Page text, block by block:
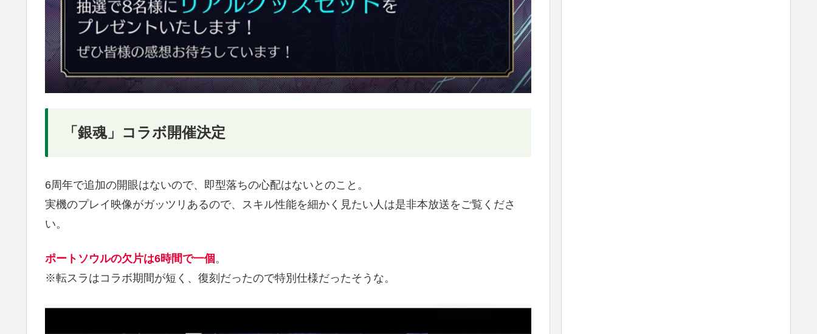
「銀魂」コラボ開催決定
6周年で追加の開眼はないので、即型落ちの心配はないとのこと。
実機のプレイ映像がガッツリあるので、スキル性能を細かく見たい人は是非本放送をご覧くださ
い。
ポートソウルの欠片は6時間で一個 。
※転スラはコラボ期間が短く、復刻だったので特別仕様だったそうな。